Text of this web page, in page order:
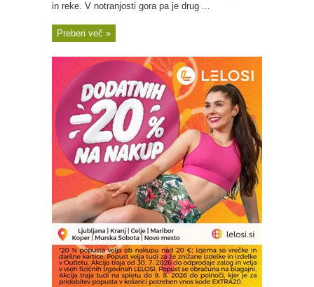
in reke. V notranjosti gora pa je drug ...
Preberi več »